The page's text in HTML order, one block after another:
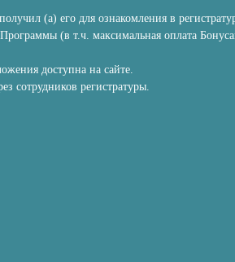
(а) его для ознакомления в
(в т.ч. максимальная оплата
доступна на сайте.
сотрудников регистратуры.